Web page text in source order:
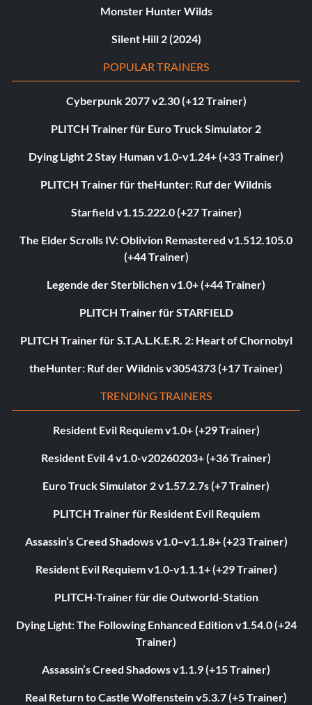
Monster Hunter Wilds
Silent Hill 2 (2024)
POPULAR TRAINERS
Cyberpunk 2077 v2.30 (+12 Trainer)
PLITCH Trainer für Euro Truck Simulator 2
Dying Light 2 Stay Human v1.0-v1.24+ (+33 Trainer)
PLITCH Trainer für theHunter: Ruf der Wildnis
Starfield v1.15.222.0 (+27 Trainer)
The Elder Scrolls IV: Oblivion Remastered v1.512.105.0
(+44 Trainer)
Legende der Sterblichen v1.0+ (+44 Trainer)
PLITCH Trainer für STARFIELD
PLITCH Trainer für S.T.A.L.K.E.R. 2: Heart of Chornobyl
theHunter: Ruf der Wildnis v3054373 (+17 Trainer)
TRENDING TRAINERS
Resident Evil Requiem v1.0+ (+29 Trainer)
Resident Evil 4 v1.0-v20260203+ (+36 Trainer)
Euro Truck Simulator 2 v1.57.2.7s (+7 Trainer)
PLITCH Trainer für Resident Evil Requiem
Assassin’s Creed Shadows v1.0–v1.1.8+ (+23 Trainer)
Resident Evil Requiem v1.0-v1.1.1+ (+29 Trainer)
PLITCH-Trainer für die Outworld-Station
Dying Light: The Following Enhanced Edition v1.54.0 (+24
Trainer)
Assassin’s Creed Shadows v1.1.9 (+15 Trainer)
Real Return to Castle Wolfenstein v5.3.7 (+5 Trainer)